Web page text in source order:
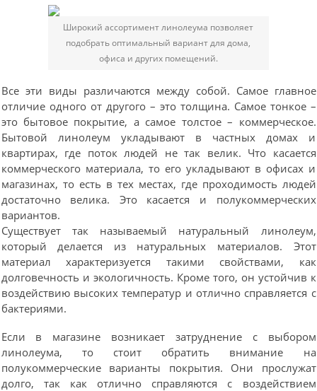
Широкий ассортимент линолеума позволяет
подобрать оптимальный вариант для дома,
офиса и других помещений.
Все эти виды различаются между собой. Самое главное
отличие одного от другого – это толщина. Самое тонкое –
это бытовое покрытие, а самое толстое – коммерческое.
Бытовой линолеум укладывают в частных домах и
квартирах, где поток людей не так велик. Что касается
коммерческого материала, то его укладывают в офисах и
магазинах, то есть в тех местах, где проходимость людей
достаточно велика. Это касается и полукоммерческих
вариантов.
Существует так называемый натуральный линолеум,
который делается из натуральных материалов. Этот
материал характеризуется такими свойствами, как
долговечность и экологичность. Кроме того, он устойчив к
воздействию высоких температур и отлично справляется с
бактериями.
Если в магазине возникает затруднение с выбором
линолеума, то стоит обратить внимание на
полукоммерческие варианты покрытия. Они прослужат
долго, так как отлично справляются с воздействием